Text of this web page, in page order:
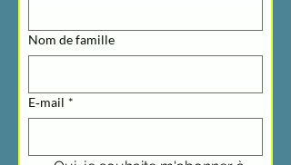
Nom de famille
E‑mail *